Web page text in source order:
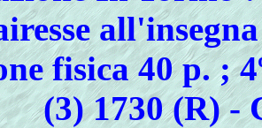
fisica 40 p. ;
(3) 1730 (R) -